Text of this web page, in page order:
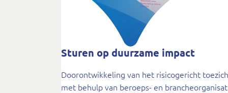
Sturen op duurzame impact
Doorontwikkeling van het risicogericht
met behulp van beroeps- en